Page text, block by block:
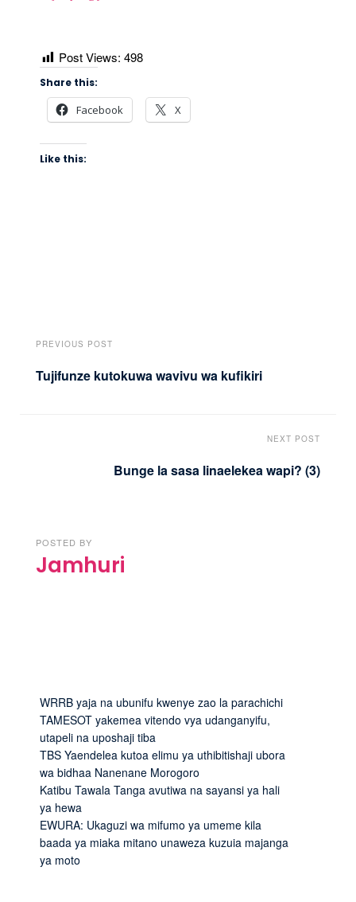
Post Views: 498
Share this:
Facebook X
Like this:
PREVIOUS POST
Tujifunze kutokuwa wavivu wa kufikiri
NEXT POST
Bunge la sasa linaelekea wapi? (3)
POSTED BY
Jamhuri
WRRB yaja na ubunifu kwenye zao la parachichi
TAMESOT yakemea vitendo vya udanganyifu,
utapeli na uposhaji tiba
TBS Yaendelea kutoa elimu ya uthibitishaji ubora
wa bidhaa Nanenane Morogoro
Katibu Tawala Tanga avutiwa na sayansi ya hali
ya hewa
EWURA: Ukaguzi wa mifumo ya umeme kila
baada ya miaka mitano unaweza kuzuia majanga
ya moto